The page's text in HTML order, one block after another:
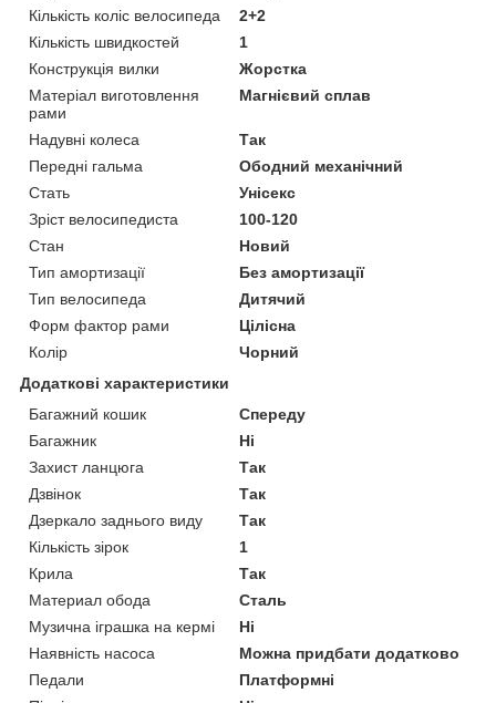
Кількість коліс велосипеда
2+2
Кількість швидкостей
1
Конструкція вилки
Жорстка
Матеріал виготовлення
рами
Магнієвий сплав
Надувні колеса
Так
Передні гальма
Ободний механічний
Стать
Унісекс
Зріст велосипедиста
100-120
Стан
Новий
Тип амортизації
Без амортизації
Тип велосипеда
Дитячий
Форм фактор рами
Цілісна
Колір
Чорний
Додаткові характеристики
Багажний кошик
Спереду
Багажник
Ні
Захист ланцюга
Так
Дзвінок
Так
Дзеркало заднього виду
Так
Кількість зірок
1
Крила
Так
Материал обода
Сталь
Музична іграшка на кермі
Ні
Наявність насоса
Можна придбати додатково
Педали
Платформні